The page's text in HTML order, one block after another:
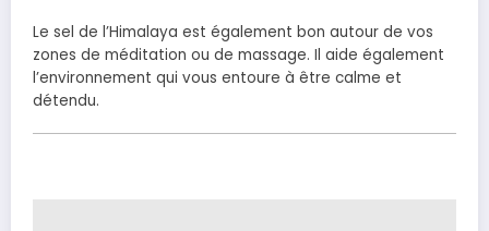
Le sel de l’Himalaya est également bon autour de vos
zones de méditation ou de massage. Il aide également
l’environnement qui vous entoure à être calme et
détendu.